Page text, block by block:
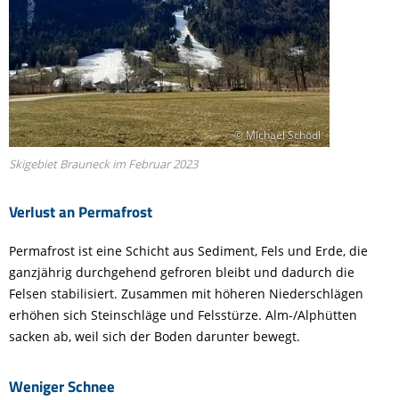
© Michael Schödl
Skigebiet Brauneck im Februar 2023
Verlust an Permafrost
Permafrost ist eine Schicht aus Sediment, Fels und Erde, die
ganzjährig durchgehend gefroren bleibt und dadurch die
Felsen stabilisiert. Zusammen mit höheren Niederschlägen
erhöhen sich Steinschläge und Felsstürze. Alm-/Alphütten
sacken ab, weil sich der Boden darunter bewegt.
Weniger Schnee